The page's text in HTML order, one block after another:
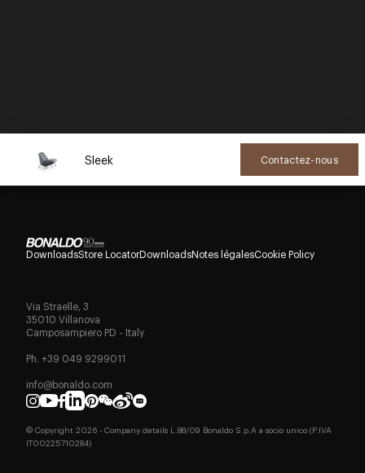
Sleek Contactez-nous
DownloadsStore LocatorDownloadsNotes légalesCookie Policy
Via Straelle, 3
35010 Villanova
Camposampiero PD - Italy
Ph. +39 049 9299011
info@bonaldo.com
© Copyright 2026 - Company details L.88/09 Bonaldo S.p.A a socio unico (P.IVA
IT00225710284)